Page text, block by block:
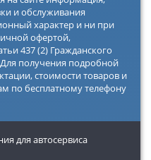
и обслуживания
характер и ни при
офертой,
437 (2) Гражданского
получения подробной
стоимости товаров и
по бесплатному телефону
для автосервиса